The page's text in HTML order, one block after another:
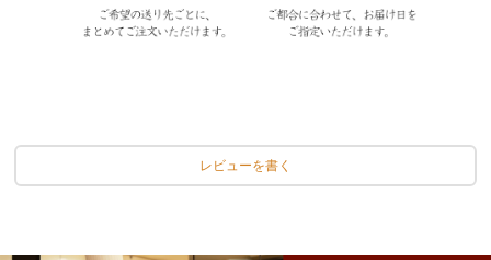
レビューを書く